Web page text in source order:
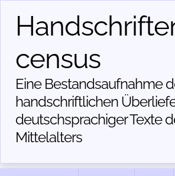
census
Eine Bestandsaufnahme
handschriftlichen
deutschsprachiger Texte
Mittelalters